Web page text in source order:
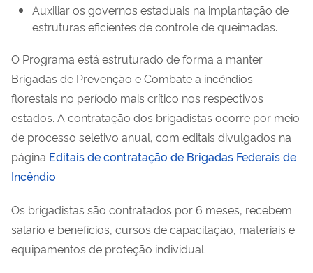
Auxiliar os governos estaduais na implantação de
estruturas eficientes de controle de queimadas.
O Programa está estruturado de forma a manter
Brigadas de Prevenção e Combate a incêndios
florestais no período mais crítico nos respectivos
estados. A contratação dos brigadistas ocorre por meio
de processo seletivo anual, com editais divulgados na
página Editais de contratação de Brigadas Federais de
Incêndio.
Os brigadistas são contratados por 6 meses, recebem
salário e benefícios, cursos de capacitação, materiais e
equipamentos de proteção individual.